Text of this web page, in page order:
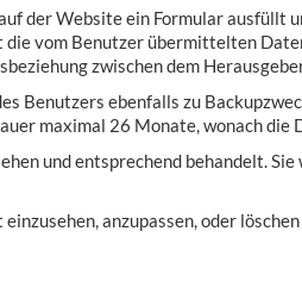
der Website ein Formular ausfüllt
vom Benutzer übermittelten
zwischen dem
Benutzers ebenfalls zu
maximal 26 Monate, wonach
und entsprechend behandelt.
anzupassen, oder